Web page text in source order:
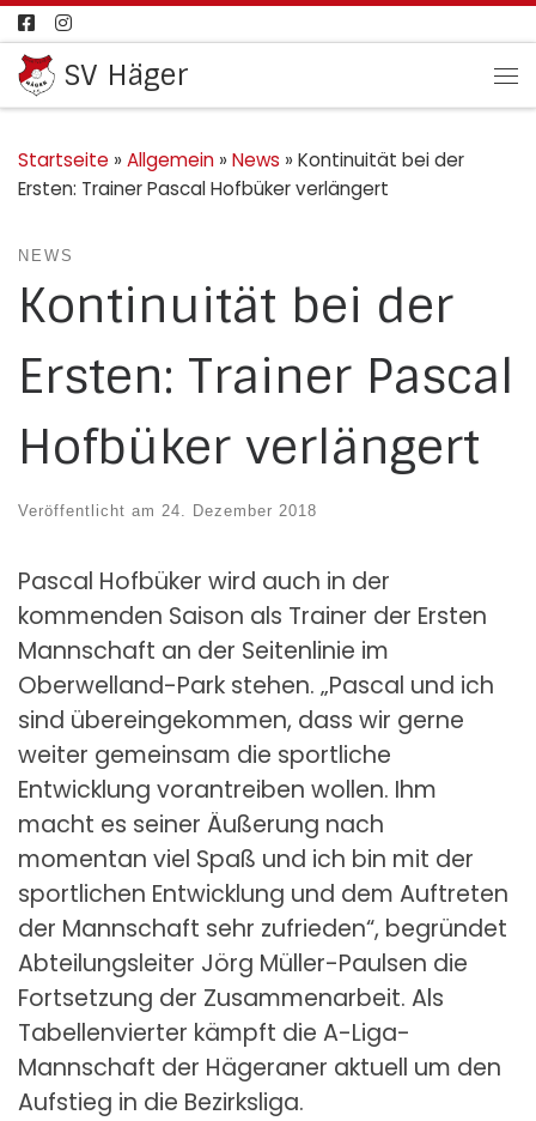
Zum Inhalt springen
SV Häger
Startseite » Allgemein » News » Kontinuität bei der
Ersten: Trainer Pascal Hofbüker verlängert
NEWS
Kontinuität bei der
Ersten: Trainer Pascal
Hofbüker verlängert
Veröffentlicht am 24. Dezember 2018
Pascal Hofbüker wird auch in der
kommenden Saison als Trainer der Ersten
Mannschaft an der Seitenlinie im
Oberwelland-Park stehen. „Pascal und ich
sind übereingekommen, dass wir gerne
weiter gemeinsam die sportliche
Entwicklung vorantreiben wollen. Ihm
macht es seiner Äußerung nach
momentan viel Spaß und ich bin mit der
sportlichen Entwicklung und dem Auftreten
der Mannschaft sehr zufrieden“, begründet
Abteilungsleiter Jörg Müller-Paulsen die
Fortsetzung der Zusammenarbeit. Als
Tabellenvierter kämpft die A-Liga-
Mannschaft der Hägeraner aktuell um den
Aufstieg in die Bezirksliga.